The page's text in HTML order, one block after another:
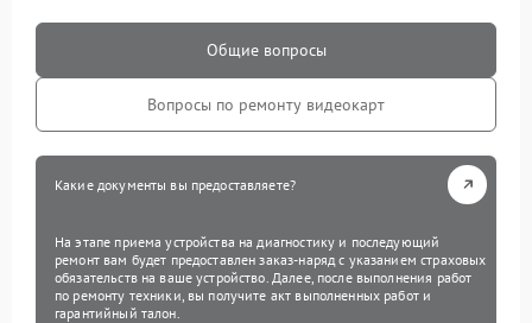
Общие вопросы
Вопросы по ремонту видеокарт
Какие документы вы предоставляете?
На этапе приема устройства на диагностику и последующий
ремонт вам будет предоставлен заказ-наряд с указанием страховых
обязательств на ваше устройство. Далее, после выполнения работ
по ремонту техники, вы получите акт выполненных работ и
гарантийный талон.